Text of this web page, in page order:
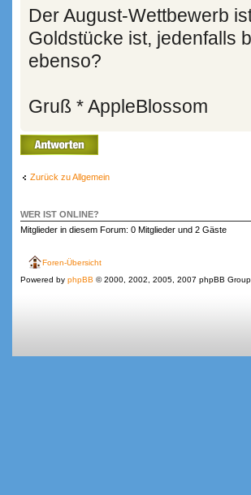
Der August-Wettbewerb
Goldstücke ist, jedenfalls
ebenso?
Gruß * AppleBlossom
Antwort erstellen
Zurück zu Allgemein
WER IST ONLINE?
Mitglieder in diesem Forum: 0 Mitglieder und 2 Gäste
Foren-Übersicht
Powered by phpBB © 2000, 2002, 2005, 2007 phpBB Group